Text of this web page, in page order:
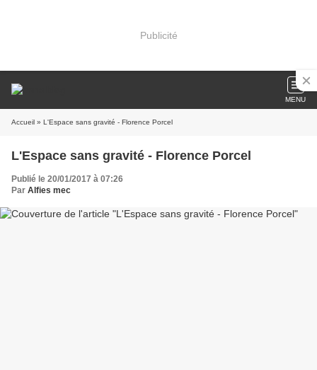
Publicité
MENU
Accueil » L'Espace sans gravité - Florence Porcel
L'Espace sans gravité - Florence Porcel
Publié le 20/01/2017 à 07:26
Par Alfies mec